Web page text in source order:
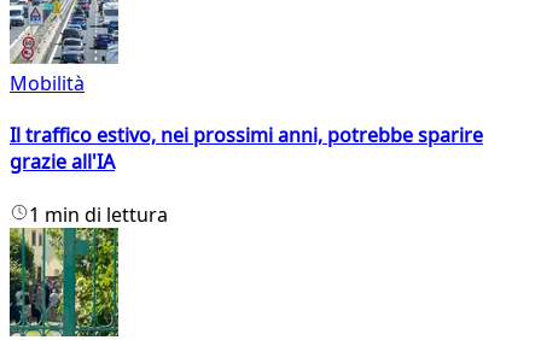
Mobilità
Il traffico estivo, nei prossimi anni, potrebbe sparire
grazie all'IA
1 min di lettura